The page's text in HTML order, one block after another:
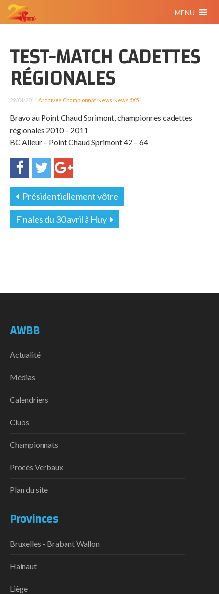
MENU
TEST-MATCH CADETTES
RÉGIONALES
29/04/2011 Archives ChampionnatNews News 5X5
Bravo au Point Chaud Sprimont, championnes cadettes
régionales 2010 – 2011
BC Alleur – Point Chaud Sprimont 42 – 64
Présidentiellement vôtre
Finales du 30 avril à Huy
AWBB
Actualité
Médias
Calendriers
Clubs
Championnats
Procès Verbaux
Plan du site
Provinces
Bruxelles - Brabant Wallon
Hainaut
Liège